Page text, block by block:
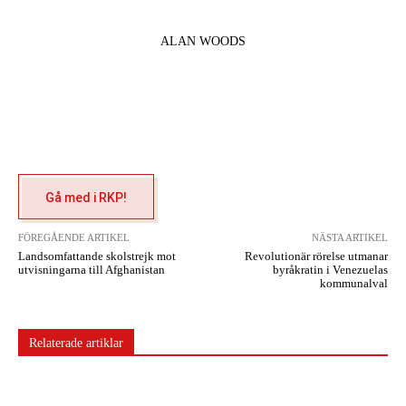
ALAN WOODS
Gå med i RKP!
FÖREGÅENDE ARTIKEL
Landsomfattande skolstrejk mot
utvisningarna till Afghanistan
NÄSTA ARTIKEL
Revolutionär rörelse utmanar
byråkratin i Venezuelas
kommunalval
Relaterade artiklar